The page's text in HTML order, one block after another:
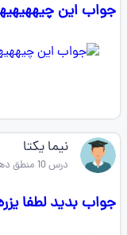
جواب این
نیما یکتا
درس 10 منطق دهم
جواب بدید لطفا